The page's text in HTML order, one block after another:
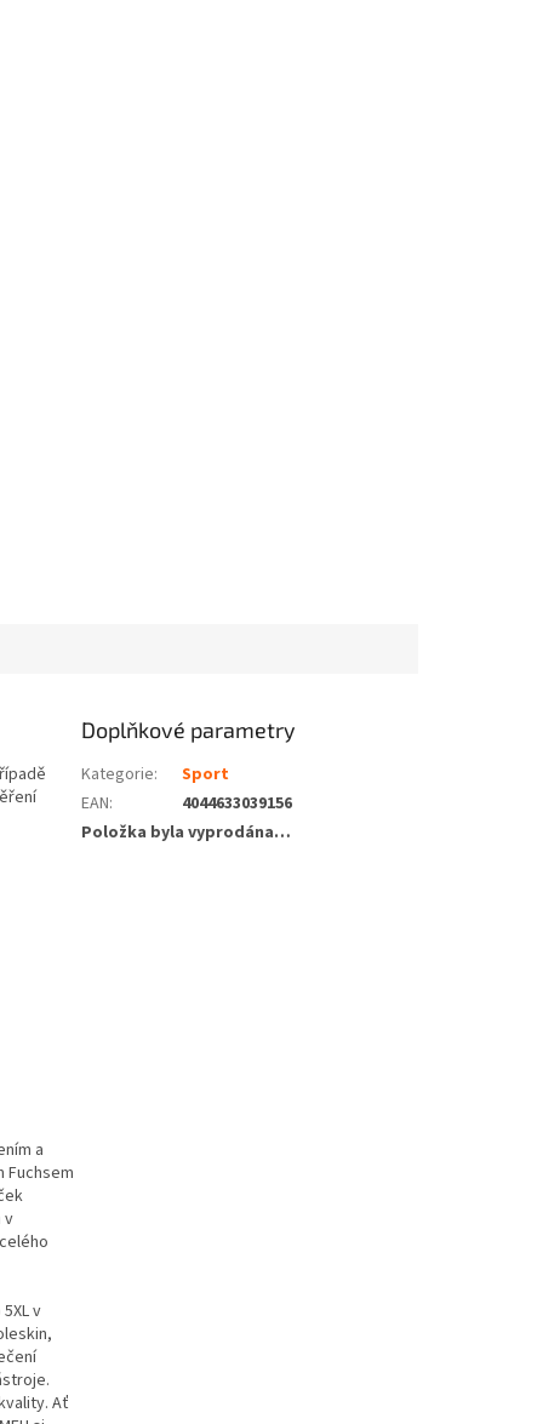
a
Fuchsem
v
v
Ať
Doplňkové parametry
Kategorie:
Sport
EAN:
4044633039156
Položka byla vyprodána…